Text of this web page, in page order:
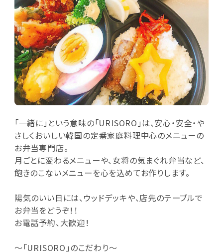
「一緒に」という意味の「URISORO」は、安心・安全・や
さしくおいしい韓国の定番家庭料理中心のメニューの
お弁当専門店。
月ごとに変わるメニューや、女将の気まぐれ弁当など、
飽きのこないメニューを心を込めてお作りします。
陽気のいい日には、ウッドデッキや、店先のテーブルで
お弁当をどうぞ！！
お電話予約、大歓迎！
～「URISORO」のこだわり～